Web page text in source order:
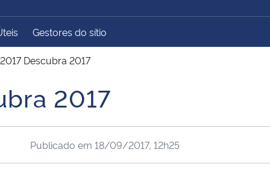
Ministério do
Desenvolvimento Regional
Advocacia-Geral da União
Gestores do sítio
Descubra 2017
2017
Publicado em 18/09/2017, 12h25